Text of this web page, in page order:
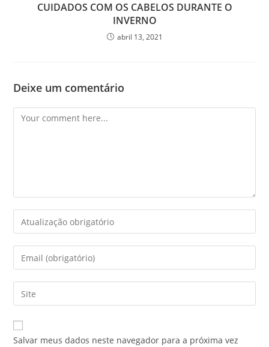
CUIDADOS COM OS CABELOS DURANTE O
INVERNO
abril 13, 2021
Deixe um comentário
Comment
Enter
your
name
comment
Enter
your
email
address
comment
Enter
your
website
URL
Salvar meus dados neste navegador para a próxima vez